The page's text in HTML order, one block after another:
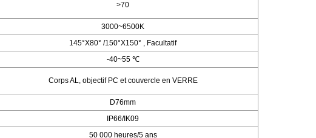
>70
3000~6500K
145°X80° /150°X150° , Facultatif
-40~55 ℃
Corps AL, objectif PC et couvercle en VERRE
D76mm
IP66/IK09
50 000 heures/5 ans